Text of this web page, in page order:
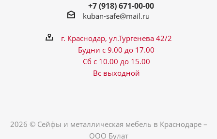
+7 (918) 671-00-00
kuban-safe@mail.ru
г. Краснодар, ул.Тургенева 42/2
Будни с 9.00 до 17.00
Сб с 10.00 до 15.00
Вс выходной
2026 © Сейфы и металлическая мебель в Краснодаре –
ООО Булат